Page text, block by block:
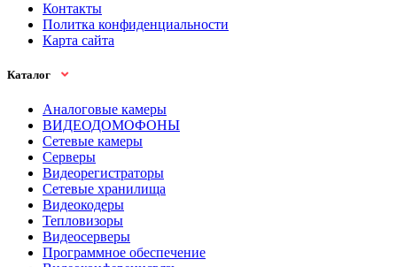
Контакты
Политка конфиденциальности
Карта сайта
Каталог
Аналоговые камеры
ВИДЕОДОМОФОНЫ
Сетевые камеры
Серверы
Видеорегистраторы
Сетевые хранилища
Видеокодеры
Тепловизоры
Видеосерверы
Программное обеспечение